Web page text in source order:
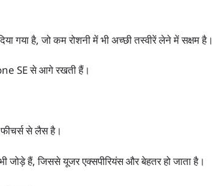
गया है, जो कम रोशनी में भी अच्छी तस्वीरें लेने में सक्षम है।
SE से आगे रखती हैं।
से लैस है।
हैं, जिससे यूजर एक्सपीरियंस और बेहतर हो जाता है।